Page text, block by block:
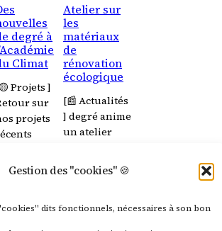
Gestion des "cookies" 🍪
dits fonctionnels, nécessaires à son bon
degré à
Climat
Projets ]
sur
projets
l’Académie
Atelier sur
les
matériaux
de
rénovation
écologique
[📰 Actualités
] degré anime
un atelier
ouvert à tous
et toutes sur
de